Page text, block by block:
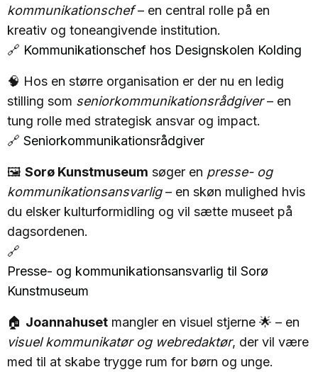
kommunikationschef– en central rolle på en
kreativ og toneangivende institution.
🔗 Kommunikationschef hos Designskolen Kolding
🧠 Hos en større organisation er der nu en ledig
stilling som seniorkommunikationsrådgiver– en
tung rolle med strategisk ansvar og impact.
🔗 Seniorkommunikationsrådgiver
🖼️ Sorø Kunstmuseum søger en presse- og
kommunikationsansvarlig– en skøn mulighed hvis
du elsker kulturformidling og vil sætte museet på
dagsordenen.
🔗
Presse- og kommunikationsansvarlig til Sorø
Kunstmuseum
🏠 Joannahuset mangler en visuel stjerne 🌟 – en
visuel kommunikatør og webredaktør, der vil være
med til at skabe trygge rum for børn og unge.